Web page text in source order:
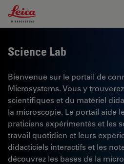
Leica Microsystems Logo
Science Lab
Bienvenue sur le portail de
Microsystems. Vous y
scientifiques et du matériel
la microscopie. Le portail aide
praticiens expérimentés et les
travail quotidien et leurs
didacticiels interactifs et les
découvrez les bases de la